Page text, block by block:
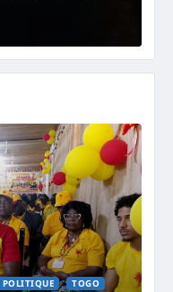
POLITIQUE TOGO